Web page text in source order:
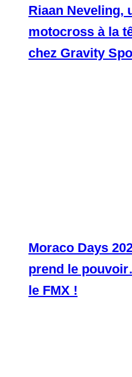
Riaan Neveling,
motocross à la
chez Gravity
Moraco Days
prend le
le FMX !